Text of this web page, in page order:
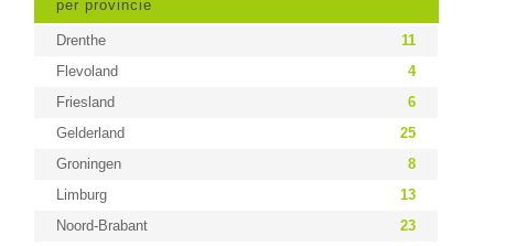
per provincie
Drenthe
11
Flevoland
4
Friesland
6
Gelderland
25
Groningen
8
Limburg
13
Noord-Brabant
23